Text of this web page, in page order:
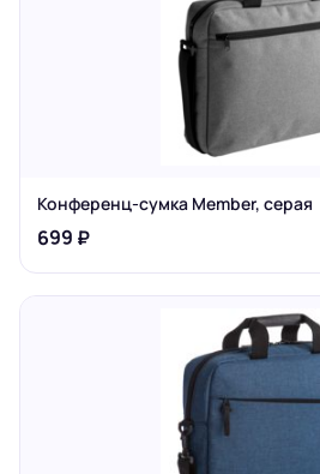
Конференц-сумка Member, серая
699 ₽